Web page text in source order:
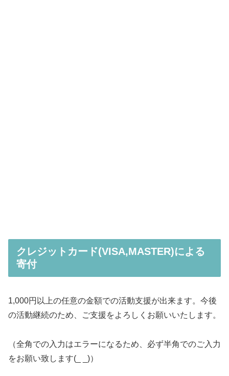
クレジットカード(VISA,MASTER)による
寄付
1,000円以上の任意の金額での活動支援が出来ます。今後
の活動継続のため、ご支援をよろしくお願いいたします。
（全角での入力はエラーになるため、必ず半角でのご入力
をお願い致します(_ _)）